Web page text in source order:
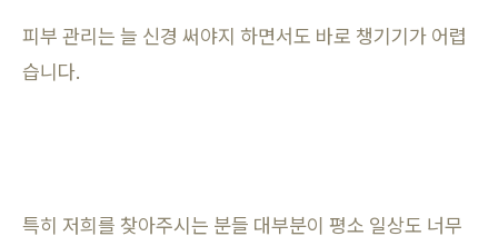
피부 관리는 늘 신경 써야지 하면서도 바로 챙기기가 어렵
습니다.
특히 저희를 찾아주시는 분들 대부분이 평소 일상도 너무